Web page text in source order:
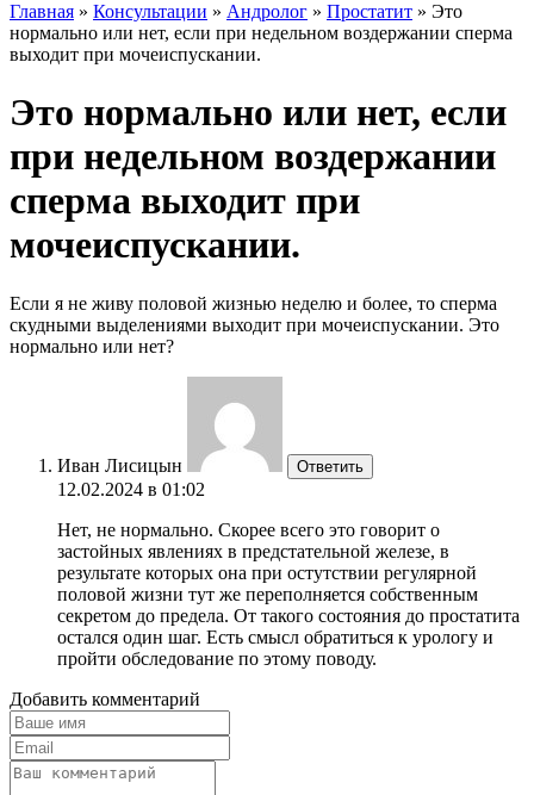
Главная » Консультации » Андролог » Простатит » Это
нормально или нет, если при недельном воздержании сперма
выходит при мочеиспускании.
Это нормально или нет, если
при недельном воздержании
сперма выходит при
мочеиспускании.
Если я не живу половой жизнью неделю и более, то сперма
скудными выделениями выходит при мочеиспускании. Это
нормально или нет?
Иван Лисицын Ответить
12.02.2024 в 01:02
Нет, не нормально. Скорее всего это говорит о
застойных явлениях в предстательной железе, в
результате которых она при остутствии регулярной
половой жизни тут же переполняется собственным
секретом до предела. От такого состояния до простатита
остался один шаг. Есть смысл обратиться к урологу и
пройти обследование по этому поводу.
Добавить комментарий